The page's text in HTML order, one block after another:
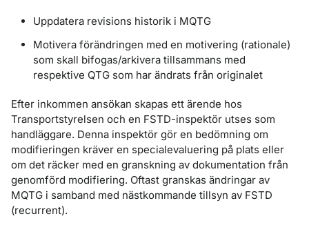
Uppdatera revisions historik i MQTG
Motivera förändringen med en motivering (rationale)
som skall bifogas/arkivera tillsammans med
respektive QTG som har ändrats från originalet
Efter inkommen ansökan skapas ett ärende hos
Transportstyrelsen och en FSTD-inspektör utses som
handläggare. Denna inspektör gör en bedömning om
modifieringen kräver en specialevaluering på plats eller
om det räcker med en granskning av dokumentation från
genomförd modifiering. Oftast granskas ändringar av
MQTG i samband med nästkommande tillsyn av FSTD
(recurrent).